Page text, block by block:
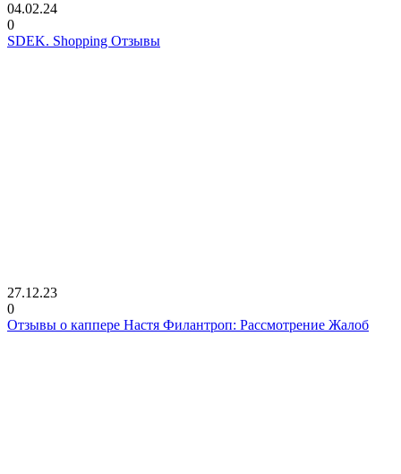
04.02.24
0
SDEK. Shopping Отзывы
27.12.23
0
Отзывы о каппере Настя Филантроп: Рассмотрение Жалоб